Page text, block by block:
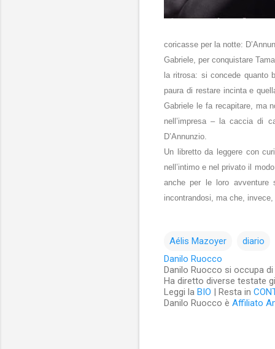
coricasse per la notte:
Gabriele, per conquistare
la ritrosa: si concede quanto
paura di restare incinta e
Gabriele le fa recapitare, ma
nell’impresa – la caccia di
D’Annunzio.
Un libretto da leggere con
nell’intimo e nel privato il
anche per le loro avventure
incontrandosi, ma che,
Aélis Mazoyer diario
Danilo Ruocco
Danilo Ruocco si occupa
Ha diretto diverse testate
Leggi la BIO | Resta in
Danilo Ruocco è Affiliato